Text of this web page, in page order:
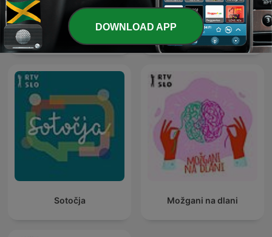
Radio GA - GA Intelekta
Sotočja Možgani na dlani
DOWNLOAD APP